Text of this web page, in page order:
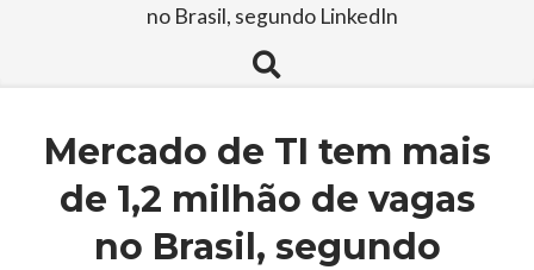
no Brasil, segundo LinkedIn
Search
Mercado de TI tem mais
de 1,2 milhão de vagas
no Brasil, segundo